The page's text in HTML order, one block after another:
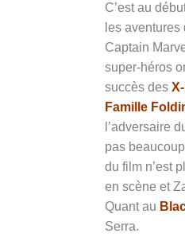
C’est au
les
Captain
super-héros
succès des
Famille
l’adversaire
pas
du film n’est
en scène et
Quant au
Serra.